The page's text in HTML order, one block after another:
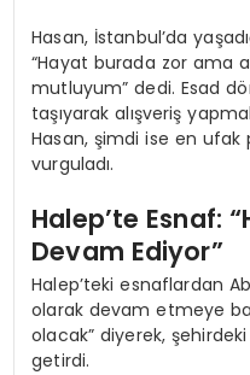
Hasan, İstanbul’da
“Hayat burada zor ama
mutluyum” dedi. Esad
taşıyarak alışveriş
Hasan, şimdi ise en
vurguladı.
Halep’te Esnaf:
Devam Ediyor”
Halep’teki esnaflardan
olarak devam etmeye
olacak” diyerek,
getirdi.